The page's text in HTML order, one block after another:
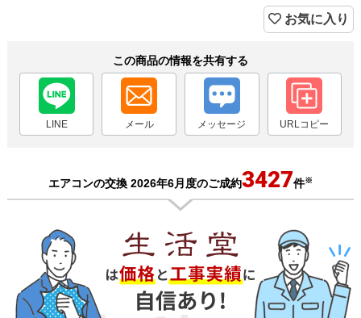
お気に入り
この商品の情報を共有する
LINE メール メッセージ URLコピー
エアコンの交換 2026年6月度のご成約3427件※